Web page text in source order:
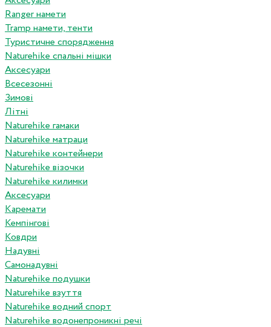
Ranger намети
Tramp намети, тенти
Туристичне спорядження
Naturehike спальні мішки
Аксесуари
Всесезонні
Зимові
Літні
Naturehike гамаки
Naturehike матраци
Naturehike контейнери
Naturehike візочки
Naturehike килимки
Аксесуари
Каремати
Кемпінгові
Ковдри
Надувні
Самонадувні
Naturehike подушки
Naturehike взуття
Naturehike водний спорт
Naturehike водонепроникні речі